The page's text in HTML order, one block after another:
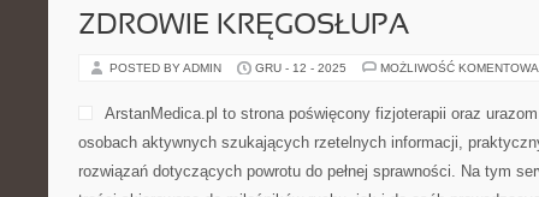
ZDROWIE KRĘGOSŁUPA
POSTED BY ADMIN GRU - 12 - 2025 MOŻLIWOŚĆ
ArstanMedica.pl to strona poświęcony fizjoterapii oraz
osobach aktywnych szukających rzetelnych informacji,
rozwiązań dotyczących powrotu do pełnej sprawności. Na tym